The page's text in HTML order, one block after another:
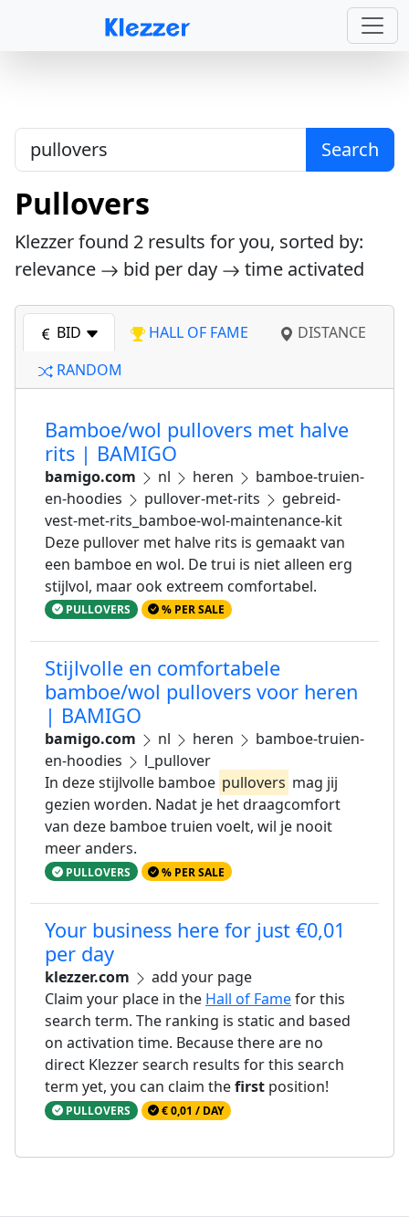
Search
Pullovers
Klezzer found 2 results for you, sorted by:
relevance
bid per day time activated
BID HALL OF FAME
DISTANCE
RANDOM
Bamboe/wol pullovers met halve
rits | BAMIGO
bamigo.com nl heren
bamboe-truien-
en-hoodies
pullover-met-rits
gebreid-
vest-met-rits_bamboe-wol-maintenance-kit
Deze pullover met halve rits is gemaakt van
een bamboe en wol. De trui is niet alleen erg
stijlvol, maar ook extreem comfortabel.
PULLOVERS % PER SALE
Stijlvolle en comfortabele
bamboe/wol pullovers voor heren
| BAMIGO
bamigo.com nl heren
bamboe-truien-
en-hoodies
l_pullover
In deze stijlvolle bamboe pullovers mag jij
gezien worden. Nadat je het draagcomfort
van deze bamboe truien voelt, wil je nooit
meer anders.
PULLOVERS % PER SALE
Your business here for just €0,01
per day
klezzer.com
add your page
Claim your place in the Hall of Famefor this
search term. The ranking is static and based
on activation time. Because there are no
direct Klezzer search results for this search
term yet, you can claim thefirst position!
PULLOVERS € 0,01 / DAY